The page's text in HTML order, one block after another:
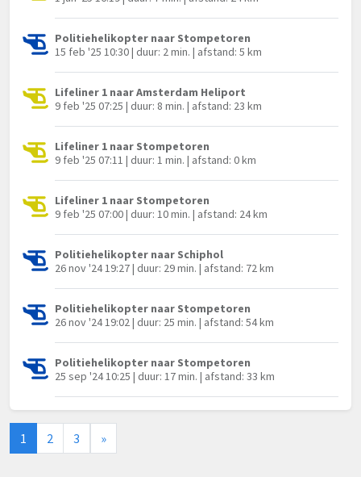
Politiehelikopter naar Stompetoren
15 feb '25 10:30 | duur: 2 min. | afstand: 5 km
Lifeliner 1 naar Amsterdam Heliport
9 feb '25 07:25 | duur: 8 min. | afstand: 23 km
Lifeliner 1 naar Stompetoren
9 feb '25 07:11 | duur: 1 min. | afstand: 0 km
Lifeliner 1 naar Stompetoren
9 feb '25 07:00 | duur: 10 min. | afstand: 24 km
Politiehelikopter naar Schiphol
26 nov '24 19:27 | duur: 29 min. | afstand: 72 km
Politiehelikopter naar Stompetoren
26 nov '24 19:02 | duur: 25 min. | afstand: 54 km
Politiehelikopter naar Stompetoren
25 sep '24 10:25 | duur: 17 min. | afstand: 33 km
1 2 3 »